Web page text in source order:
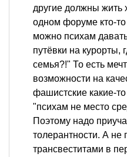
другие должны
одном форуме кто-
можно психам
путёвки на курорты,
семья?!" То есть
возможности на
фашистские какие-
"психам не место
Поэтому надо
толерантности. А не
трансвеститами в